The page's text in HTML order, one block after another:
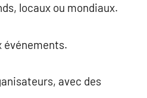
locaux ou mondiaux.
avec des